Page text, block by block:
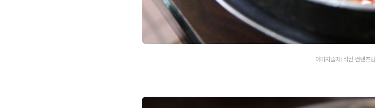
이미지출처: 식신 컨텐츠팀